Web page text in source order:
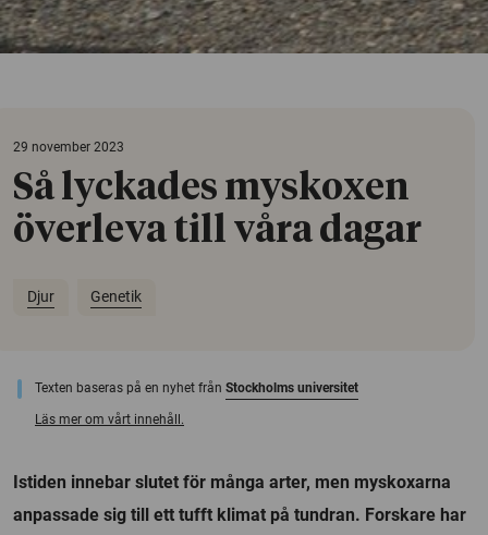
29 november 2023
Så lyckades myskoxen
överleva till våra dagar
Djur Genetik
Texten baseras på en nyhet från Stockholms universitet
Läs mer om vårt innehåll.
Istiden innebar slutet för många arter, men myskoxarna
anpassade sig till ett tufft klimat på tundran. Forskare har